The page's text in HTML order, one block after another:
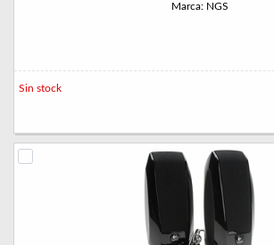
Marca: NGS
Sin stock